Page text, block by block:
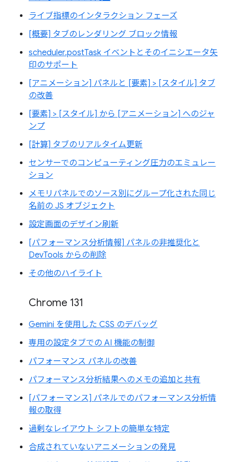
ライブ指標のインタラクション フェーズ
[概要] タブのレンダリング ブロック情報
scheduler.postTask イベントとそのイニシエータ矢
印のサポート
[アニメーション] パネルと [要素] > [スタイル] タブ
の改善
[要素] > [スタイル] から [アニメーション] へのジャ
ンプ
[計算] タブのリアルタイム更新
センサーでのコンピューティング圧力のエミュレー
ション
メモリパネルでのソース別にグループ化された同じ
名前の JS オブジェクト
設定画面のデザイン刷新
[パフォーマンス分析情報] パネルの非推奨化と
DevTools からの削除
その他のハイライト
Chrome 131
Gemini を使用した CSS のデバッグ
専用の設定タブでの AI 機能の制御
パフォーマンス パネルの改善
パフォーマンス分析結果へのメモの追加と共有
[パフォーマンス] パネルでのパフォーマンス分析情
報の取得
過剰なレイアウト シフトの簡単な特定
合成されていないアニメーションの発見